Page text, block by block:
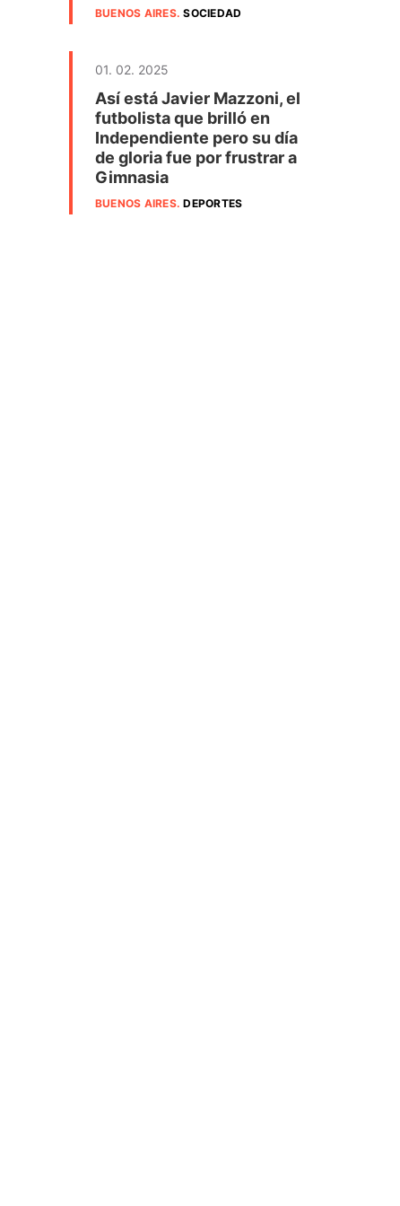
BUENOS AIRES.SOCIEDAD
01. 02. 2025
Así está Javier Mazzoni, el
futbolista que brilló en
Independiente pero su día
de gloria fue por frustrar a
Gimnasia
BUENOS AIRES.DEPORTES